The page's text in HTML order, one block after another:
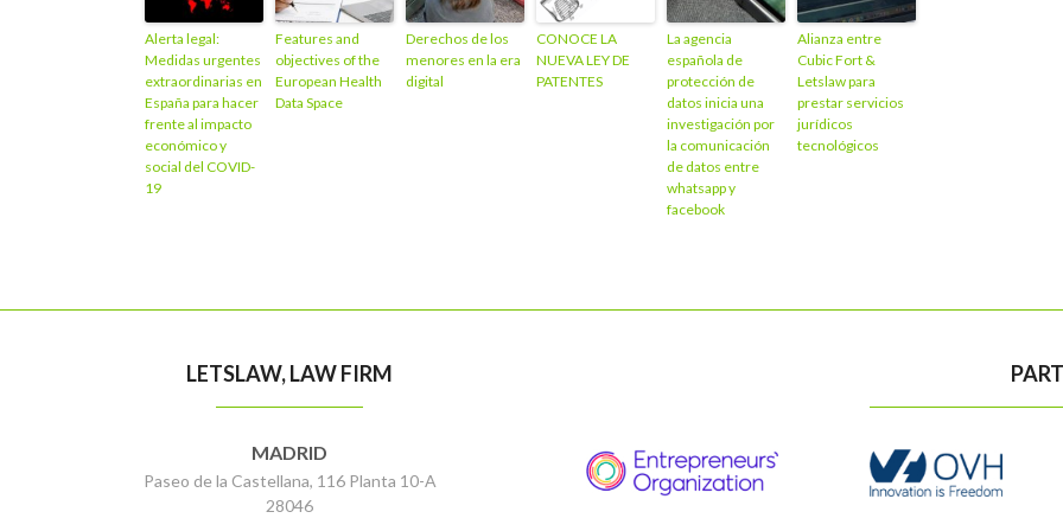
Alerta legal:
Medidas urgentes
extraordinarias en
España para hacer
frente al impacto
económico y
social del COVID-
19
Features and
objectives of the
European Health
Data Space
Derechos de los
menores en la era
digital
CONOCE LA
NUEVA LEY DE
PATENTES
La agencia
española de
protección de
datos inicia una
investigación por
la comunicación
de datos entre
whatsapp y
facebook
Alianza entre
Cubic Fort &
Letslaw para
prestar servicios
jurídicos
tecnológicos
LETSLAW, LAW FIRM
MADRID
Paseo de la Castellana, 116 Planta 10-A
28046